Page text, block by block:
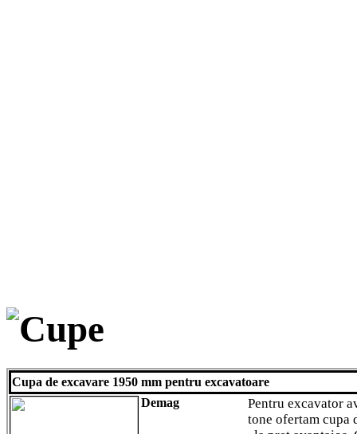
Cupe
Cupa de excavare 1950 mm pentru excavatoare
Demag
Pentru excavator
tone ofertam cupa